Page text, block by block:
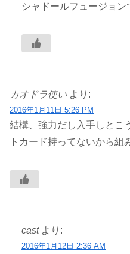
シャドールフュージョ
カオドラ使い より:
2016年1月11日 5:26 PM
結構、強力だし入手しとこ
トカード持ってないから組
cast より:
2016年1月12日 2:36 AM